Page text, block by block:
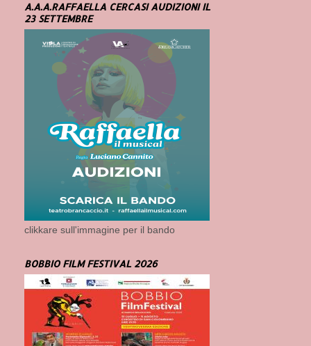
A.A.A.RAFFAELLA CERCASI AUDIZIONI IL
23 SETTEMBRE
clikkare sull'immagine per il bando
BOBBIO FILM FESTIVAL 2026